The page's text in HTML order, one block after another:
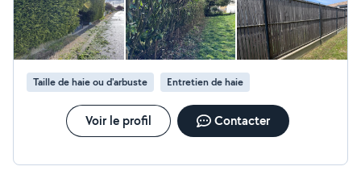
Taille de haie ou d'arbuste Entretien de haie
Voir le profil Contacter